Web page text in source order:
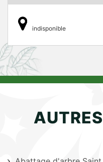
indisponible